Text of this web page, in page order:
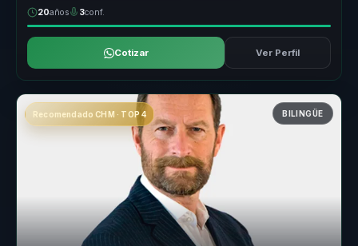
20años 3conf.
Cotizar Ver Perfil
Recomendado CHM · TOP 4 BILINGÜE